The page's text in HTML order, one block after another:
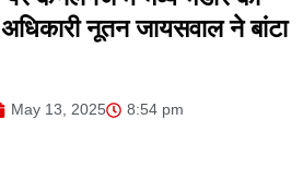
नूतन जायसवाल ने बांटा
May 13, 2025
8:54 pm